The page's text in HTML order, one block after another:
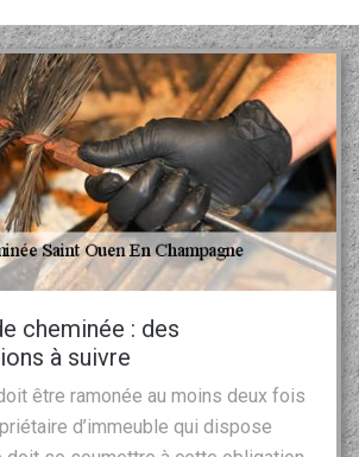
cheminée : des
à suivre
être ramonée au moins deux fois
d’immeuble qui dispose